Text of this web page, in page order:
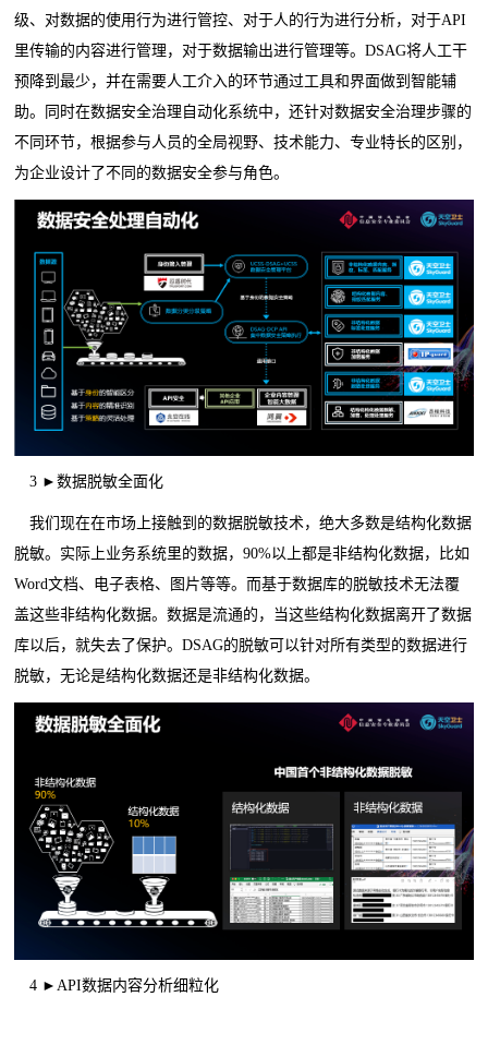
级、对数据的使用行为进行管控、对于人的行为进行分析，对于API
里传输的内容进行管理，对于数据输出进行管理等。DSAG将人工干
预降到最少，并在需要人工介入的环节通过工具和界面做到智能辅
助。同时在数据安全治理自动化系统中，还针对数据安全治理步骤的
不同环节，根据参与人员的全局视野、技术能力、专业特长的区别，
为企业设计了不同的数据安全参与角色。
3 ►数据脱敏全面化
我们现在在市场上接触到的数据脱敏技术，绝大多数是结构化数据
脱敏。实际上业务系统里的数据，90%以上都是非结构化数据，比如
Word文档、电子表格、图片等等。而基于数据库的脱敏技术无法覆
盖这些非结构化数据。数据是流通的，当这些结构化数据离开了数据
库以后，就失去了保护。DSAG的脱敏可以针对所有类型的数据进行
脱敏，无论是结构化数据还是非结构化数据。
4 ►API数据内容分析细粒化